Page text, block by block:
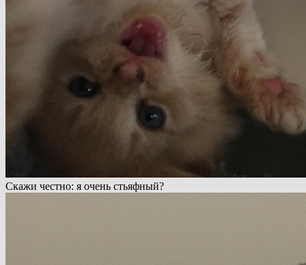
Скажи честно: я очень стьяфный?